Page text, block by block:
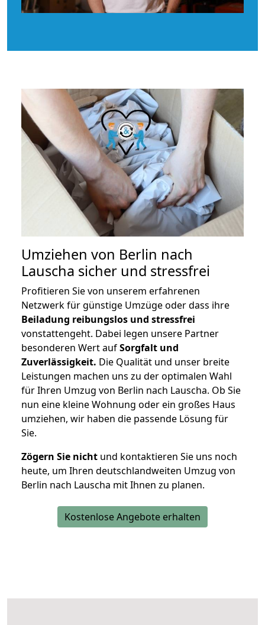
Umziehen von Berlin nach
Lauscha sicher und stressfrei
Profitieren Sie von unserem erfahrenen
Netzwerk für günstige Umzüge oder dass ihre
Beiladung reibungslos und stressfrei
vonstattengeht. Dabei legen unsere Partner
besonderen Wert aufSorgfalt und
Zuverlässigkeit. Die Qualität und unser breite
Leistungen machen uns zu der optimalen Wahl
für Ihren Umzug von Berlin nach Lauscha. Ob Sie
nun eine kleine Wohnung oder ein großes Haus
umziehen, wir haben die passende Lösung für
Sie.
Zögern Sie nicht und kontaktieren Sie uns noch
heute, um Ihren deutschlandweiten Umzug von
Berlin nach Lauscha mit Ihnen zu planen.
Kostenlose Angebote erhalten